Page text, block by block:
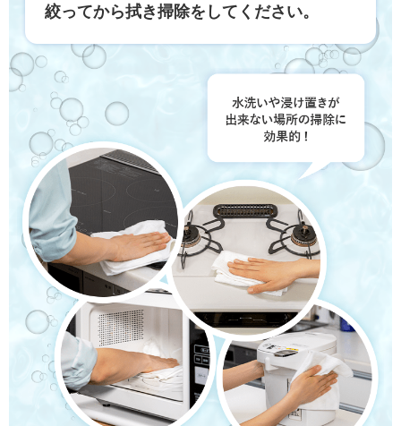
絞ってから拭き掃除をしてください。